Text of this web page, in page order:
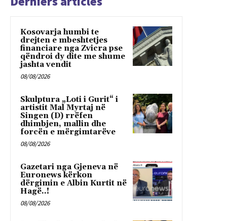
Kosovarja humbi te
drejten e mbeshtetjes
financiare nga Zvicra pse
qëndroi dy dite me shume
jashta vendit
08/08/2026
Skulptura „Loti i Gurit“ i
artistit Mal Myrtaj në
Singen (D) rrëfen
dhimbjen, mallin dhe
forcën e mërgimtarëve
08/08/2026
Gazetari nga Gjeneva në
Euronews kërkon
dërgimin e Albin Kurtit në
Hagë..!
08/08/2026